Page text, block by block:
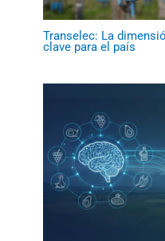
Transelec: La
clave para el país